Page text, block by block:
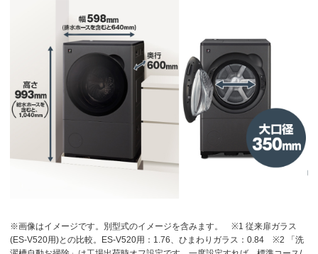
※画像はイメージです。別型式のイメージを含みます。
※1 従来扉ガラス
(ES-V520用)との比較。ES-V520用：1.76、ひまわりガラス：0.84
※2 「洗